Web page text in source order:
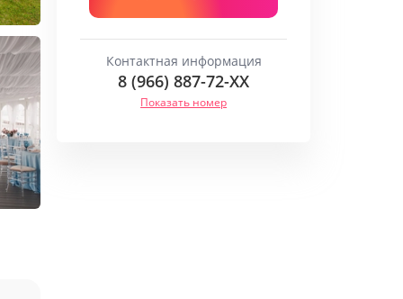
Контактная информация
8 (966) 887-72-XX
Показать номер